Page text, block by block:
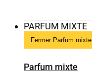
PARFUM MIXTE
Fermer Parfum mixte
Parfum mixte